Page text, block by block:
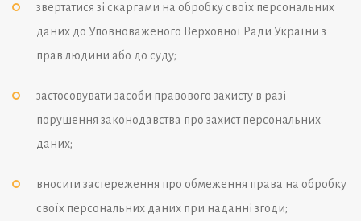
звертатися зі скаргами на обробку своїх персональних
даних до Уповноваженого Верховної Ради України з
прав людини або до суду;
застосовувати засоби правового захисту в разі
порушення законодавства про захист персональних
даних;
вносити застереження про обмеження права на обробку
своїх персональних даних при наданні згоди;